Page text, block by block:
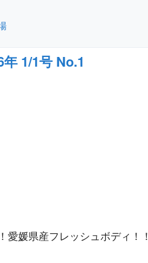
1/1号 No.1
愛媛県産フレッシュボディ！！